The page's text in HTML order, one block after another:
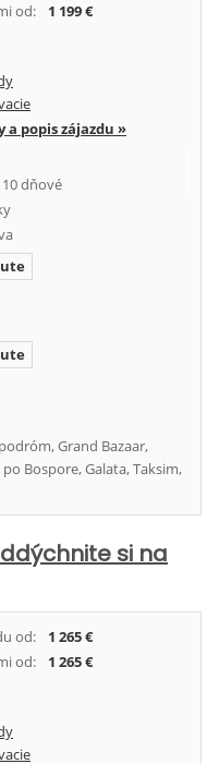
od:
1 199 €
popis zájazdu »
dňové
Grand Bazaar,
Bospore, Galata, Taksim,
si na
od:
1 265 €
od:
1 265 €